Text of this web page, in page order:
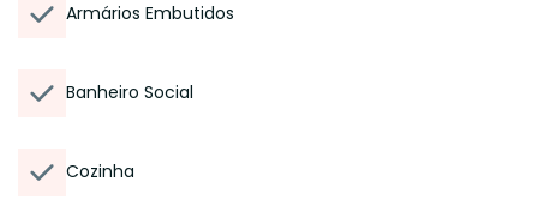
Armários Embutidos
Banheiro Social
Cozinha